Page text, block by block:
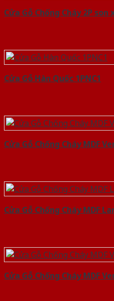
Cửa Gỗ Chống Cháy 2P son
Cửa Gỗ Hàn Quốc 1PNC1
Cửa Gỗ Chống Cháy MDF
Cửa Gỗ Chống Cháy MDF
Cửa Gỗ Chống Cháy MDF